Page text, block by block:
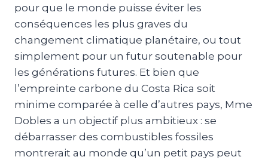
pour que le monde puisse éviter les
conséquences les plus graves du
changement climatique planétaire, ou tout
simplement pour un futur soutenable pour
les générations futures. Et bien que
l’empreinte carbone du Costa Rica soit
minime comparée à celle d’autres pays, Mme
Dobles a un objectif plus ambitieux : se
débarrasser des combustibles fossiles
montrerait au monde qu’un petit pays peut